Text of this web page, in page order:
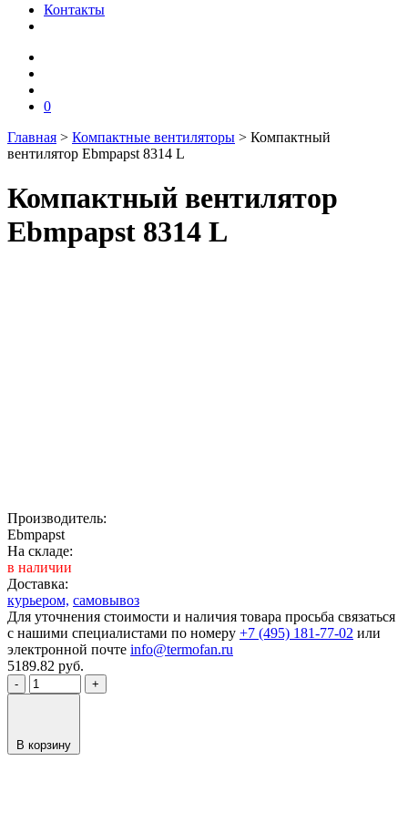
Контакты
0
Главная > Компактные вентиляторы > Компактный
вентилятор Ebmpapst 8314 L
Компактный вентилятор
Ebmpapst 8314 L
Производитель:
Ebmpapst
На складе:
в наличии
Доставка:
курьером, самовывоз
Для уточнения стоимости и наличия товара просьба связаться
с нашими специалистами по номеру +7 (495) 181-77-02 или
электронной почте info@termofan.ru
5189.82 руб.
- +
В корзину